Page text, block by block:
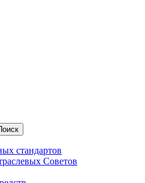
стандартов
Советов